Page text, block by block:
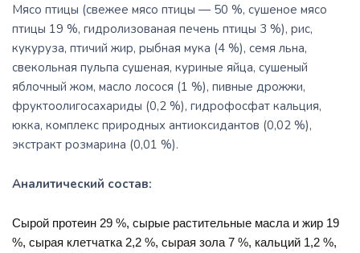
Мясо птицы (свежее мясо птицы — 50 %, сушеное мясо
птицы 19 %, гидролизовaная печень птицы 3 %), рис,
кукуруза, птичий жир, рыбная мука (4 %), семя льна,
свекольная пульпа сушеная, куриные яйца, сушеный
яблочный жом, масло лосося (1 %), пивные дрожжи,
фруктоолигосахариды (0,2 %), гидрофосфат кальция,
юкка, комплекс природных антиоксидантов (0,02 %),
экстракт розмарина (0,01 %).
Аналитический состав:
Cырой протеин 29 %, сырые растительные масла и жир 19
%, сырая клетчатка 2,2 %, сырая зола 7 %, кальций 1,2 %,